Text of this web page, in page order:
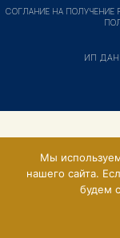
ИП
СОГЛАНИЕ НА
Мы
нашего сайта.
будем